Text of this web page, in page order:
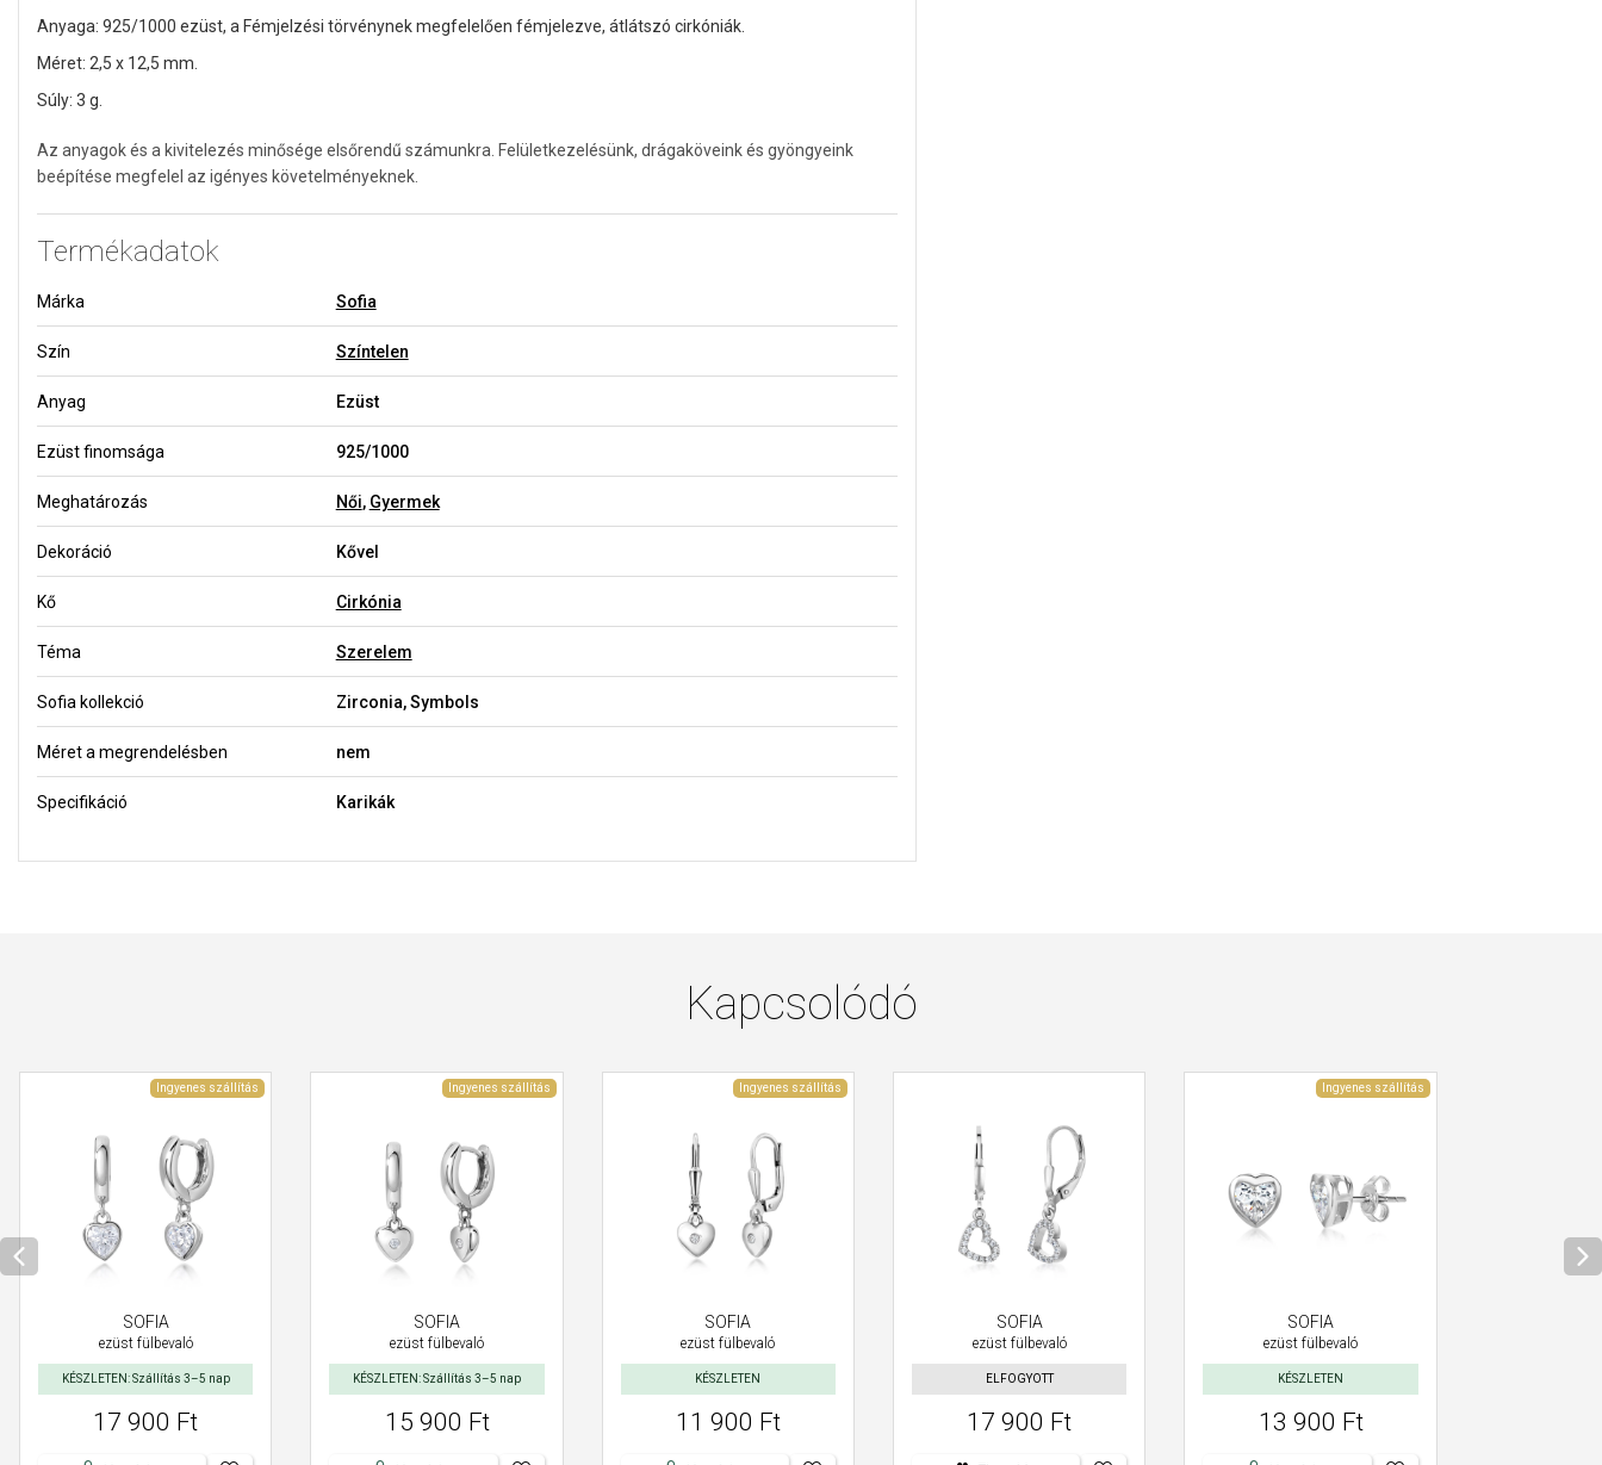
Anyaga: 925/1000 ezüst, a Fémjelzési törvénynek megfelelően fémjelezve, átlátszó cirkóniák.
Méret: 2,5 x 12,5 mm.
Súly: 3 g.
Az anyagok és a kivitelezés minősége elsőrendű számunkra. Felületkezelésünk, drágaköveink és gyöngyeink
beépítése megfelel az igényes követelményeknek.
Termékadatok
Márka Sofia
Szín Színtelen
Anyag Ezüst
Ezüst finomsága 925/1000
Meghatározás Női, Gyermek
Dekoráció Kővel
Kő Cirkónia
Téma Szerelem
Sofia kollekció Zirconia, Symbols
Méret a megrendelésben nem
Specifikáció Karikák
Kapcsolódó
Ingyenes szállítás
SOFIA
ezüst fülbevaló
KÉSZLETEN: Szállítás 3–5 nap
17 900 Ft
Ingyenes szállítás
SOFIA
ezüst fülbevaló
KÉSZLETEN: Szállítás 3–5 nap
15 900 Ft
Ingyenes szállítás
SOFIA
ezüst fülbevaló
KÉSZLETEN
11 900 Ft
SOFIA
ezüst fülbevaló
ELFOGYOTT
17 900 Ft
Ingyenes szállítás
SOFIA
ezüst fülbevaló
KÉSZLETEN
13 900 Ft